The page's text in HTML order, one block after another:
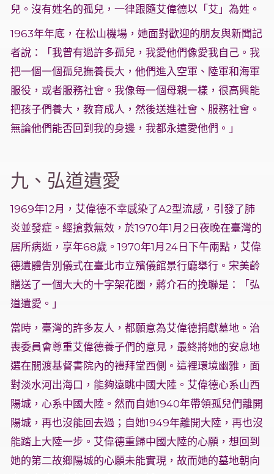
兒。沒有姓名的孤兒，一律跟隨艾偉德以「艾」為姓。
1963年年底，在松山機場，她面對歡迎的朋友與新聞記
者說：「我曾有過許多孤兒，我愛他們像愛我自己。我
把一個一個孤兒撫養長大，他們進入空軍、陸軍和海軍
服役，或者服務社會。我像每一個母親一樣，很高興能
把孩子們養大，教育成人，然後送進社會、服務社會。
無論他們能否回到我的身邊，我都永遠愛他們。」
九、弘道遺愛
1969年12月，艾偉德不幸感染了A2型流感，引發了肺
炎並發症。經搶救無效，於1970年1月2日夜晚在臺灣的
居所病逝，享年68歲。1970年1月24日下午兩點，艾偉
德遺體告別儀式在臺北市立殯儀館景行廳舉行。宋美齡
贈送了一個大大的十字架花圈，蔣介石的挽聯是：「弘
道遺愛。」
當時，臺灣的許多友人，都願意為艾偉德捐獻墓地。治
喪委員會尊重艾偉德養子們的意見，最終將她的安息地
選在關渡基督書院內的禮拜堂西側。這裡環境幽雅，面
對淡水河出海口，能夠遠眺中國大陸。艾偉德心系山西
陽城，心系中國大陸。然而自她1940年帶領孤兒們離開
陽城，再也沒能回去過；自她1949年離開大陸，再也沒
能踏上大陸一步。艾偉德重歸中國大陸的心願，想回到
她的第二故鄉陽城的心願未能實現，故而她的墓地朝向